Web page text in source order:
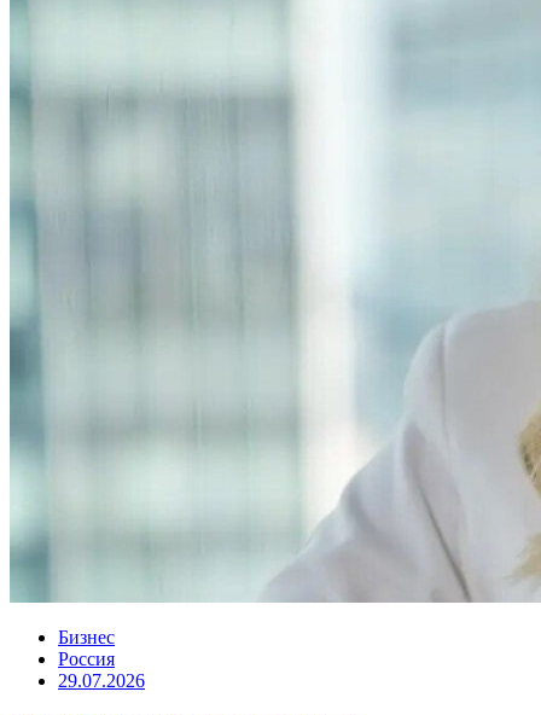
Бизнес
Россия
29.07.2026